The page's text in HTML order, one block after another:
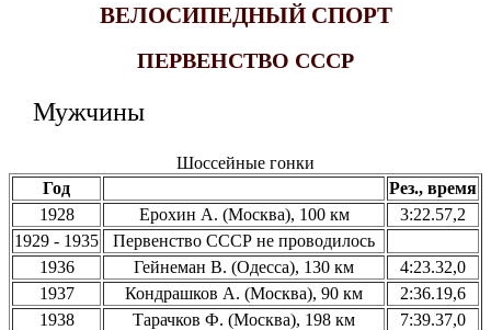
ВЕЛОСИПЕДНЫЙ СПОРТ
ПЕРВЕНСТВО СССР
Мужчины
Шоссейные гонки
Год
Рез., время
1928
Ерохин А. (Москва), 100 км
3:22.57,2
1929 - 1935
Первенство СССР не проводилось
1936
Гейнеман В. (Одесса), 130 км
4:23.32,0
1937
Кондрашков А. (Москва), 90 км
2:36.19,6
1938
Тарачков Ф. (Москва), 198 км
7:39.37,0